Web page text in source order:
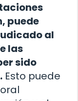
puede
al
las
sido
Esto puede